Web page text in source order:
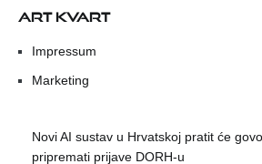
ART KVART
Impressum
Marketing
Novi AI sustav u Hrvatskoj pratit će
pripremati prijave DORH-u